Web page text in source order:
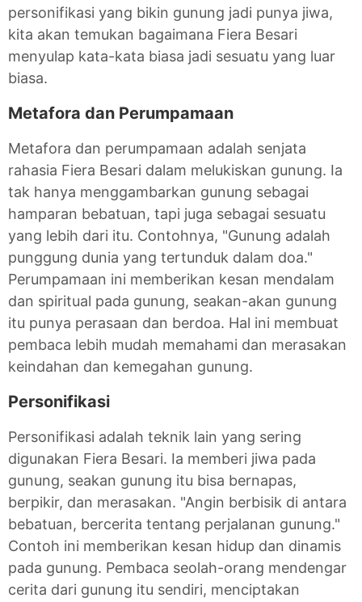
personifikasi yang bikin gunung jadi punya jiwa,
kita akan temukan bagaimana Fiera Besari
menyulap kata-kata biasa jadi sesuatu yang luar
biasa.
Metafora dan Perumpamaan
Metafora dan perumpamaan adalah senjata
rahasia Fiera Besari dalam melukiskan gunung. Ia
tak hanya menggambarkan gunung sebagai
hamparan bebatuan, tapi juga sebagai sesuatu
yang lebih dari itu. Contohnya, "Gunung adalah
punggung dunia yang tertunduk dalam doa."
Perumpamaan ini memberikan kesan mendalam
dan spiritual pada gunung, seakan-akan gunung
itu punya perasaan dan berdoa. Hal ini membuat
pembaca lebih mudah memahami dan merasakan
keindahan dan kemegahan gunung.
Personifikasi
Personifikasi adalah teknik lain yang sering
digunakan Fiera Besari. Ia memberi jiwa pada
gunung, seakan gunung itu bisa bernapas,
berpikir, dan merasakan. "Angin berbisik di antara
bebatuan, bercerita tentang perjalanan gunung."
Contoh ini memberikan kesan hidup dan dinamis
pada gunung. Pembaca seolah-orang mendengar
cerita dari gunung itu sendiri, menciptakan